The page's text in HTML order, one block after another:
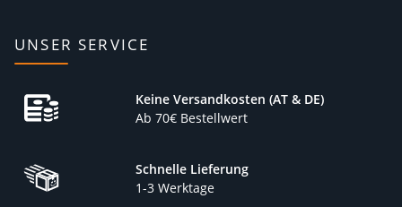
UNSER SERVICE
Keine Versandkosten (AT & DE)
Ab 70€ Bestellwert
Schnelle Lieferung
1-3 Werktage